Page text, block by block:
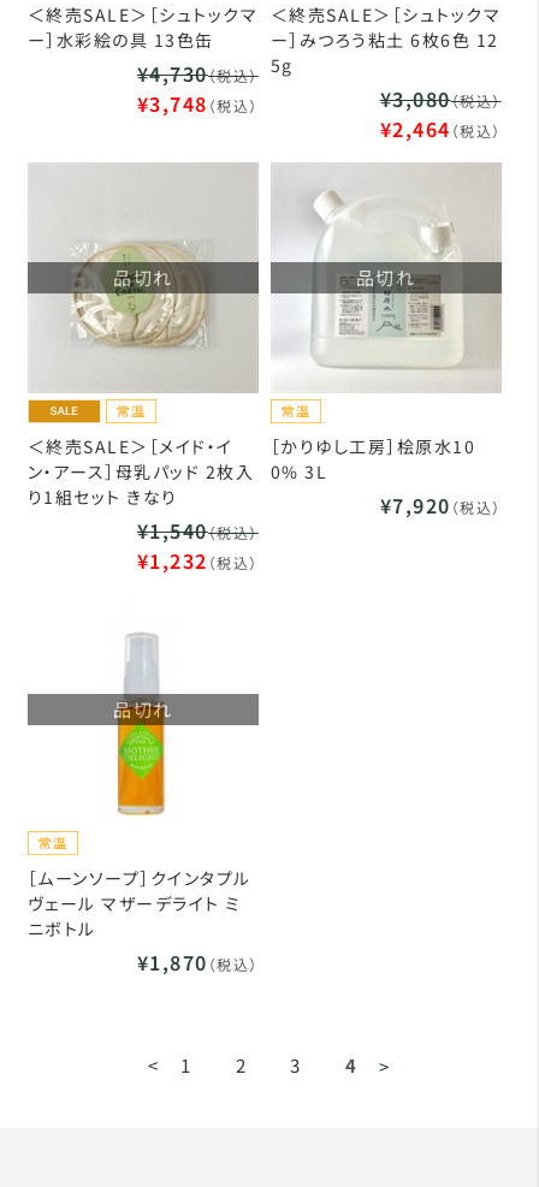
＜終売SALE＞［シュトックマ
ー］水彩絵の具 13色缶
¥4,730（税込）
¥3,748 （税込）
＜終売SALE＞［シュトックマ
ー］みつろう粘土 6枚6色 12
5g
¥3,080（税込）
¥2,464 （税込）
品切れ
＜終売SALE＞［メイド・イ
ン・アース］母乳パッド 2枚入
り1組セット きなり
¥1,540（税込）
¥1,232 （税込）
品切れ
［かりゆし工房］桧原水10
0% 3L
¥7,920 （税込）
品切れ
［ムーンソープ］クインタプル
ヴェール マザーデライト ミ
ニボトル
¥1,870 （税込）
< 1 2 3 4 >